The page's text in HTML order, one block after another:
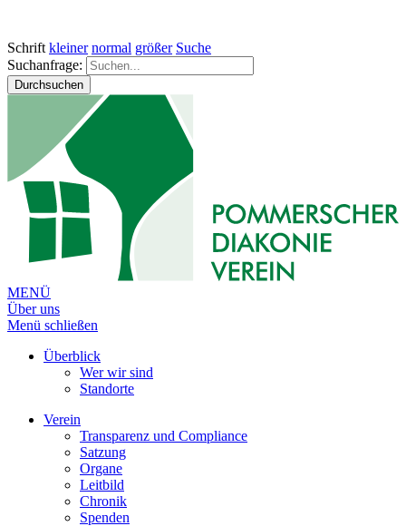
Schrift kleiner normal größer Suche
Suchanfrage:
Durchsuchen
MENÜ
Über uns
Menü schließen
Überblick
Wer wir sind
Standorte
Verein
Transparenz und Compliance
Satzung
Organe
Leitbild
Chronik
Spenden